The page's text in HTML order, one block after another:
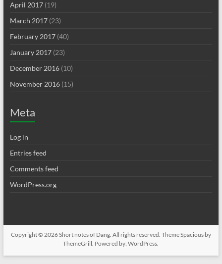
April 2017(19)
March 2017(23)
February 2017(40)
January 2017(23)
December 2016(10)
November 2016(15)
Meta
Log in
Entries feed
Comments feed
WordPress.org
Copyright © 2026Short notes of Dang. All rights reserved. ThemeSpaciousby
ThemeGrill. Powered by:WordPress.